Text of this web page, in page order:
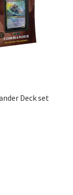
Deck set